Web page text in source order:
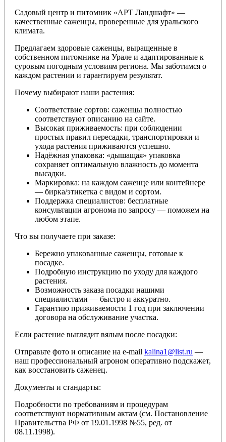
Садовый центр и питомник «АРТ Ландшафт» —
качественные саженцы, проверенные для уральского
климата.
Предлагаем здоровые саженцы, выращенные в
собственном питомнике на Урале и адаптированные к
суровым погодным условиям региона. Мы заботимся о
каждом растении и гарантируем результат.
Почему выбирают наши растения:
Соответствие сортов: саженцы полностью
соответствуют описанию на сайте.
Высокая приживаемость: при соблюдении
простых правил пересадки, транспортировки и
ухода растения приживаются успешно.
Надёжная упаковка: «дышащая» упаковка
сохраняет оптимальную влажность до момента
высадки.
Маркировка: на каждом саженце или контейнере
— бирка/этикетка с видом и сортом.
Поддержка специалистов: бесплатные
консультации агронома по запросу — поможем на
любом этапе.
Что вы получаете при заказе:
Бережно упакованные саженцы, готовые к
посадке.
Подробную инструкцию по уходу для каждого
растения.
Возможность заказа посадки нашими
специалистами — быстро и аккуратно.
Гарантию приживаемости 1 год при заключении
договора на обслуживание участка.
Если растение выглядит вялым после посадки:
Отправьте фото и описание на e-mail kalina1@list.ru —
наш профессиональный агроном оперативно подскажет,
как восстановить саженец.
Документы и стандарты:
Подробности по требованиям и процедурам
соответствуют нормативным актам (см. Постановление
Правительства РФ от 19.01.1998 №55, ред. от
08.11.1998).